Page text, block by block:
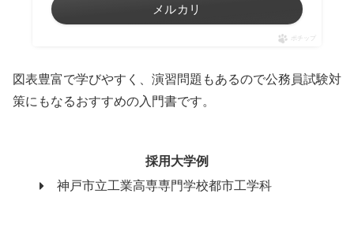
メルカリ
ポチップ
図表豊富で学びやすく、演習問題もあるので公務員試験対
策にもなるおすすめの入門書です。
採用大学例
神戸市立工業高専専門学校都市工学科